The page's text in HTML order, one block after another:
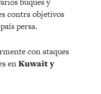
contra objetivos
persa.
con ataques
enKuwait y